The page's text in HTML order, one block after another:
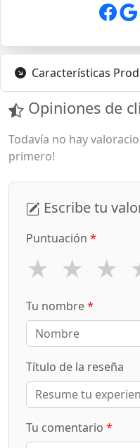
Características
Opiniones de
Todavía no hay
primero!
Escribe tu
Puntuación *
★ ★ ★
Tu nombre*
Título de la reseña
Tu comentario *